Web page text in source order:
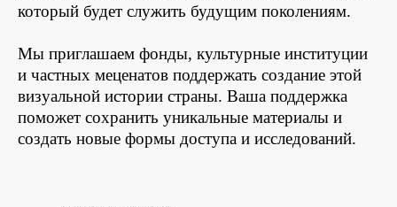
который будет служить будущим поколениям.
Мы приглашаем фонды, культурные институции
и частных меценатов поддержать создание этой
визуальной истории страны. Ваша поддержка
поможет сохранить уникальные материалы и
создать новые формы доступа и исследований.